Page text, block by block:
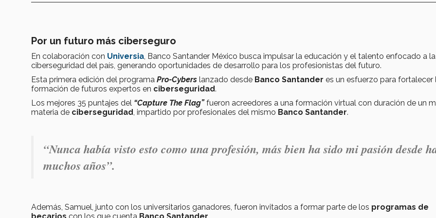
Por un futuro más ciberseguro
En colaboración con Universia, Banco Santander México busca impulsar la educación y el talento enfocado a la
ciberseguridad del país, generando oportunidades de desarrollo para los profesionistas del futuro.
Esta primera edición del programa Pro-Cybers lanzado desde Banco Santander es un esfuerzo para fortalecer
formación de futuros expertos en ciberseguridad.
Los mejores 35 puntajes del “Capture The Flag” fueron acreedores a una formación virtual con duración de un
materia de ciberseguridad, impartido por profesionales del mismo Banco Santander.
“Nunca había visto esto como una profesión, más bien ha sido mi pasión desde
muchos años”.
Además, Samuel, junto con los universitarios ganadores, fueron invitados a formar parte de los programas de